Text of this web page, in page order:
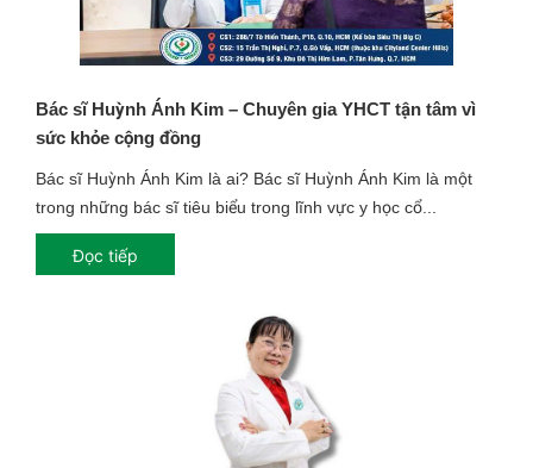
Bác sĩ Huỳnh Ánh Kim – Chuyên gia YHCT tận tâm vì
sức khỏe cộng đồng
Bác sĩ Huỳnh Ánh Kim là ai? Bác sĩ Huỳnh Ánh Kim là một
trong những bác sĩ tiêu biểu trong lĩnh vực y học cổ...
Đọc tiếp